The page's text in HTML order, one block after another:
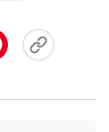
形像，帶着原
解，所以他第
覺到主耶穌靈